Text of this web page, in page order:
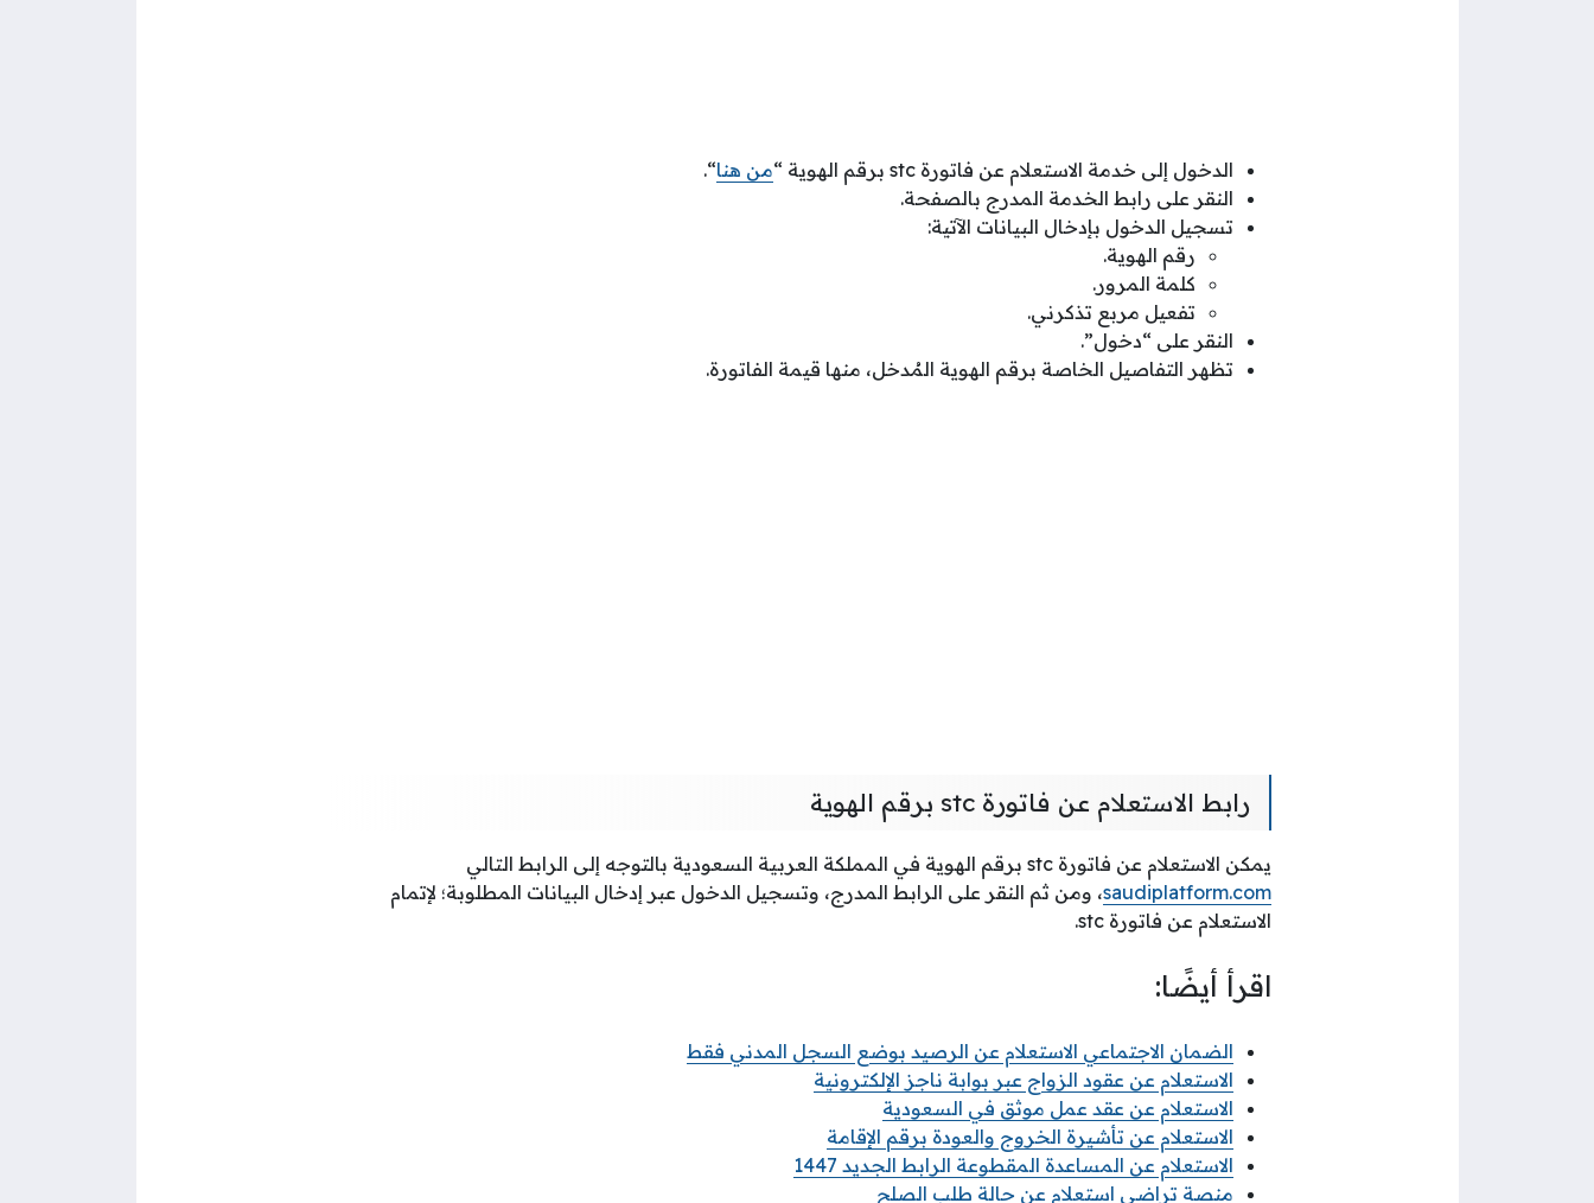
الدخول إلى خدمة الاستعلام عن فاتورة stc برقم الهوية “ من هنا“.
النقر على رابط الخدمة المدرج بالصفحة.
تسجيل الدخول بإدخال البيانات الآتية:
رقم الهوية.
كلمة المرور.
تفعيل مربع تذكرني.
النقر على “دخول”.
تظهر التفاصيل الخاصة برقم الهوية المُدخل، منها قيمة الفاتورة.
رابط الاستعلام عن فاتورة stc برقم الهوية
يمكن الاستعلام عن فاتورة stc برقم الهوية في المملكة العربية السعودية بالتوجه إلى الرابط التالي
saudiplatform.com، ومن ثم النقر على الرابط المدرج، وتسجيل الدخول عبر إدخال البيانات المطلوبة؛ لإتمام
الاستعلام عن فاتورة stc.
اقرأ أيضًا:
الضمان الاجتماعي الاستعلام عن الرصيد بوضع السجل المدني فقط
الاستعلام عن عقود الزواج عبر بوابة ناجز الإلكترونية
الاستعلام عن عقد عمل موثق في السعودية
الاستعلام عن تأشيرة الخروج والعودة برقم الإقامة
الاستعلام عن المساعدة المقطوعة الرابط الجديد 1447
منصة تراضي استعلام عن حالة طلب الصلح